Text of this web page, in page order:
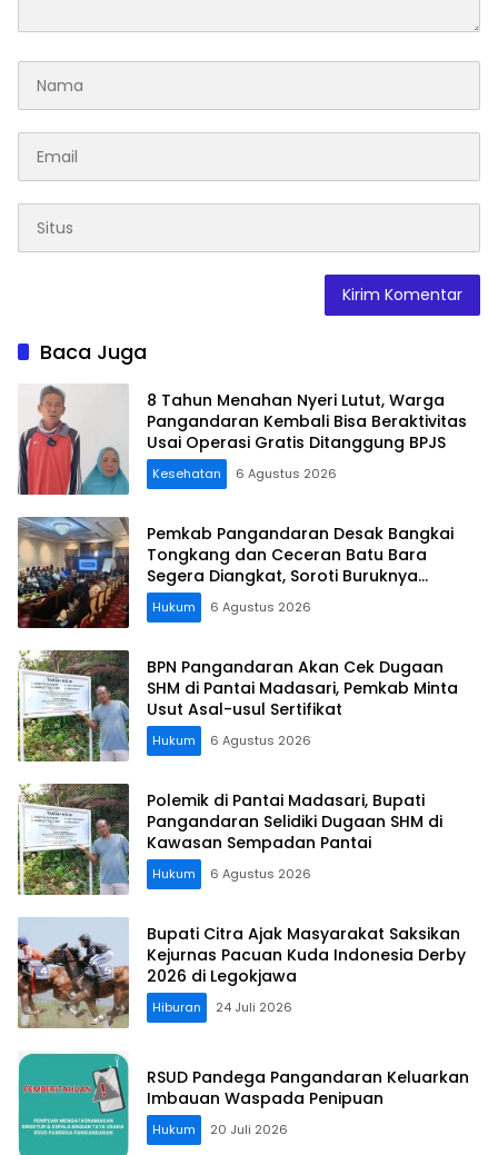
Baca Juga
8 Tahun Menahan Nyeri Lutut, Warga
Pangandaran Kembali Bisa Beraktivitas
Usai Operasi Gratis Ditanggung BPJS
Kesehatan 6 Agustus 2026
Pemkab Pangandaran Desak Bangkai
Tongkang dan Ceceran Batu Bara
Segera Diangkat, Soroti Buruknya
Koordinasi Perusahaan
Hukum 6 Agustus 2026
BPN Pangandaran Akan Cek Dugaan
SHM di Pantai Madasari, Pemkab Minta
Usut Asal-usul Sertifikat
Hukum 6 Agustus 2026
Polemik di Pantai Madasari, Bupati
Pangandaran Selidiki Dugaan SHM di
Kawasan Sempadan Pantai
Hukum 6 Agustus 2026
Bupati Citra Ajak Masyarakat Saksikan
Kejurnas Pacuan Kuda Indonesia Derby
2026 di Legokjawa
Hiburan 24 Juli 2026
RSUD Pandega Pangandaran Keluarkan
Imbauan Waspada Penipuan
Hukum 20 Juli 2026